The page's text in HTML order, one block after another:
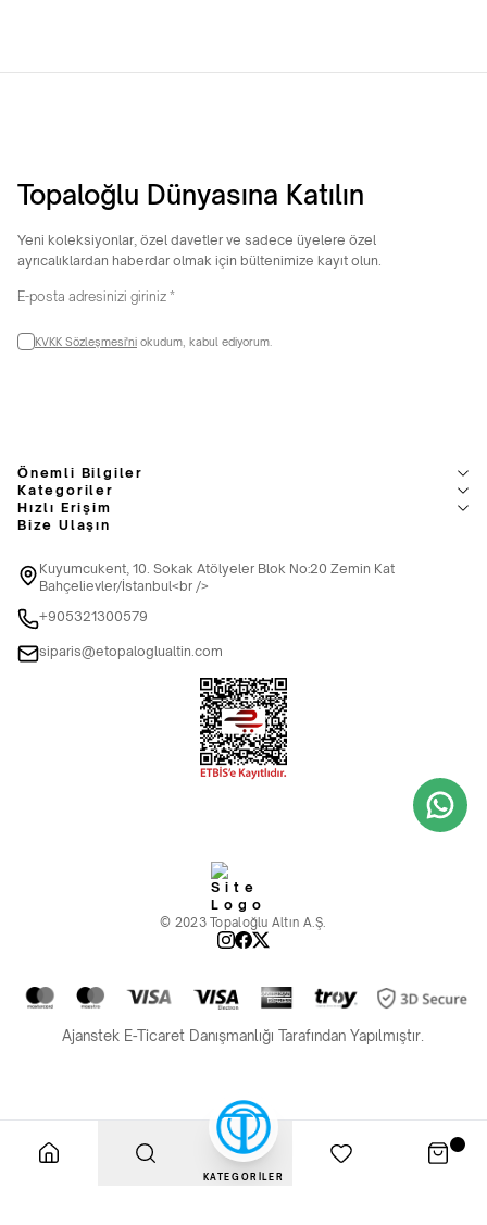
KATEGORİLER
Topaloğlu Dünyasına Katılın
Yeni koleksiyonlar, özel davetler ve sadece üyelere özel
ayrıcalıklardan haberdar olmak için bültenimize kayıt olun.
KVKK Sözleşmesi'ni okudum, kabul ediyorum.
Önemli Bilgiler
Kategoriler
Hızlı Erişim
Bize Ulaşın
Kuyumcukent, 10. Sokak Atölyeler Blok No:20 Zemin Kat
Bahçelievler/İstanbul<br />
+905321300579
siparis@etopaloglualtin.com
© 2023 Topaloğlu Altın A.Ş.
Ajanstek E-Ticaret Danışmanlığı Tarafından Yapılmıştır.